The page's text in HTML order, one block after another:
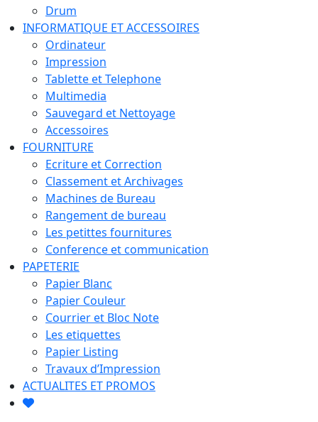
Drum
INFORMATIQUE ET ACCESSOIRES
Ordinateur
Impression
Tablette et Telephone
Multimedia
Sauvegard et Nettoyage
Accessoires
FOURNITURE
Ecriture et Correction
Classement et Archivages
Machines de Bureau
Rangement de bureau
Les petittes fournitures
Conference et communication
PAPETERIE
Papier Blanc
Papier Couleur
Courrier et Bloc Note
Les etiquettes
Papier Listing
Travaux d’Impression
ACTUALITES ET PROMOS